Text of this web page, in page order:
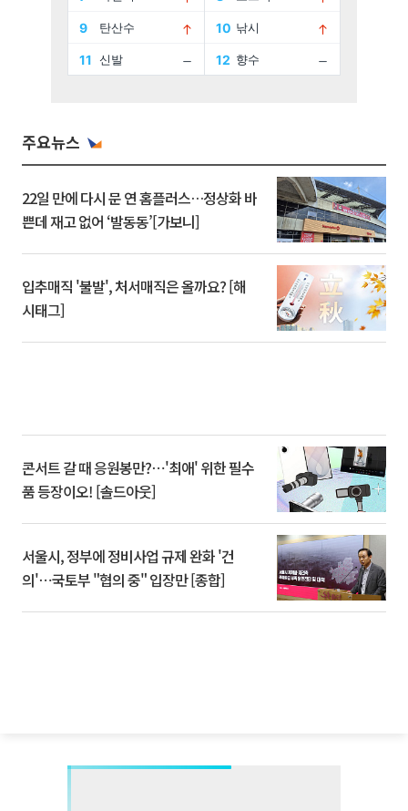
주요뉴스
22일 만에 다시 문 연 홈플러스…정상화 바
쁜데 재고 없어 ‘발동동’[가보니]
입추매직 '불발', 처서매직은 올까요? [해
시태그]
콘서트 갈 때 응원봉만?⋯'최애' 위한 필수
품 등장이오! [솔드아웃]
서울시, 정부에 정비사업 규제 완화 '건
의'⋯국토부 "협의 중" 입장만 [종합]